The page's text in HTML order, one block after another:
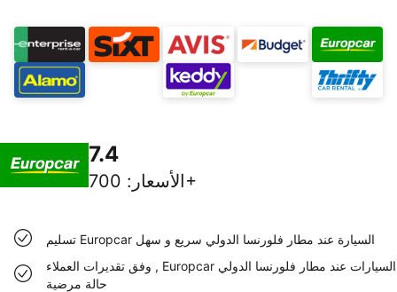
7.4
الأسعار : 700+
تسليم Europcar السيارة عند مطار فلورنسا الدولي سريع و سهل
وفق تقديرات العملاء , Europcar السيارات عند مطار فلورنسا الدولي
حالة مرضية